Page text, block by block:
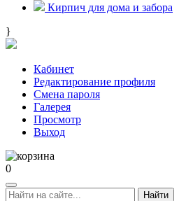
Кирпич для дома и забора
}
Кабинет
Редактирование профиля
Смена пароля
Галерея
Просмотр
Выход
0
Найти